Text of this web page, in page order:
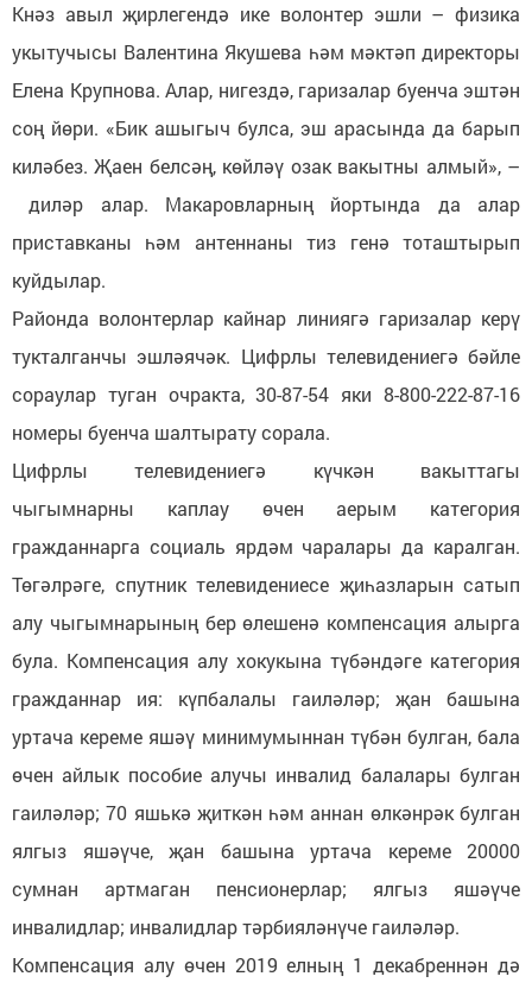
Кнәз авыл җирлегендә ике волонтер эшли – физика
укытучысы Валентина Якушева һәм мәктәп директоры
Елена Крупнова. Алар, нигездә, гаризалар буенча эштән
соң йөри. «Бик ашыгыч булса, эш арасында да барып
киләбез. Җаен белсәң, көйләү озак вакытны алмый», –
диләр алар. Макаровларның йортында да алар
приставканы һәм антеннаны тиз генә тоташтырып
куйдылар.
Районда волонтерлар кайнар линиягә гаризалар керү
тукталганчы эшләячәк. Цифрлы телевидениегә бәйле
сораулар туган очракта, 30-87-54 яки 8-800-222-87-16
номеры буенча шалтырату сорала.
Цифрлы телевидениегә күчкән вакыттагы
чыгымнарны каплау өчен аерым категория
гражданнарга социаль ярдәм чаралары да каралган.
Төгәлрәге, спутник телевидениесе җиһазларын сатып
алу чыгымнарының бер өлешенә компенсация алырга
була. Компенсация алу хокукына түбәндәге категория
гражданнар ия: күпбалалы гаиләләр; җан башына
уртача кереме яшәү минимумыннан түбән булган, бала
өчен айлык пособие алучы инвалид балалары булган
гаиләләр; 70 яшькә җиткән һәм аннан өлкәнрәк булган
ялгыз яшәүче, җан башына уртача кереме 20000
сумнан артмаган пенсионерлар; ялгыз яшәүче
инвалидлар; инвалидлар тәрбияләнүче гаиләләр.
Компенсация алу өчен 2019 елның 1 декабреннән дә